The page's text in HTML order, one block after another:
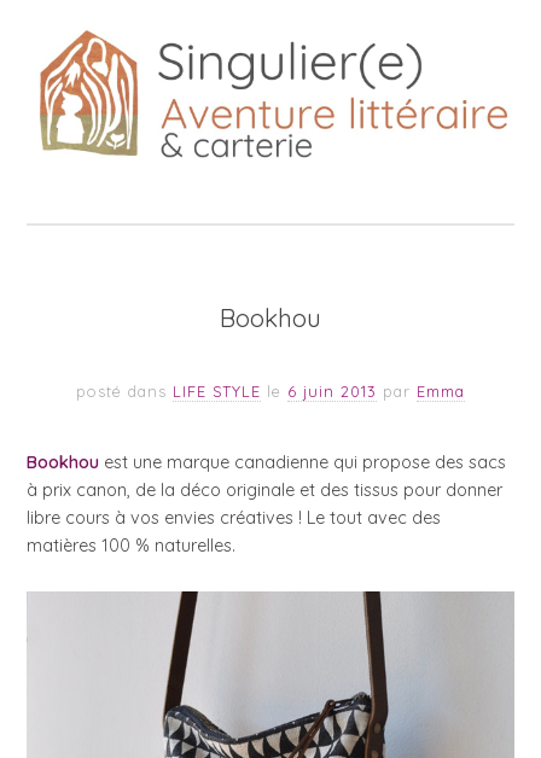
Bookhou
posté dans LIFE STYLE le 6 juin 2013 par Emma
Bookhou est une marque canadienne qui propose des sacs
à prix canon, de la déco originale et des tissus pour donner
libre cours à vos envies créatives ! Le tout avec des
matières 100 % naturelles.